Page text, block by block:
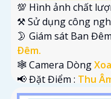
💯 Hình ảnh chất
⚒ Sử dụng công
🌛 Giám sát Ban
Ðêm.
🕸️ Camera Dòng
️📢 Đặt Điểm : Thu